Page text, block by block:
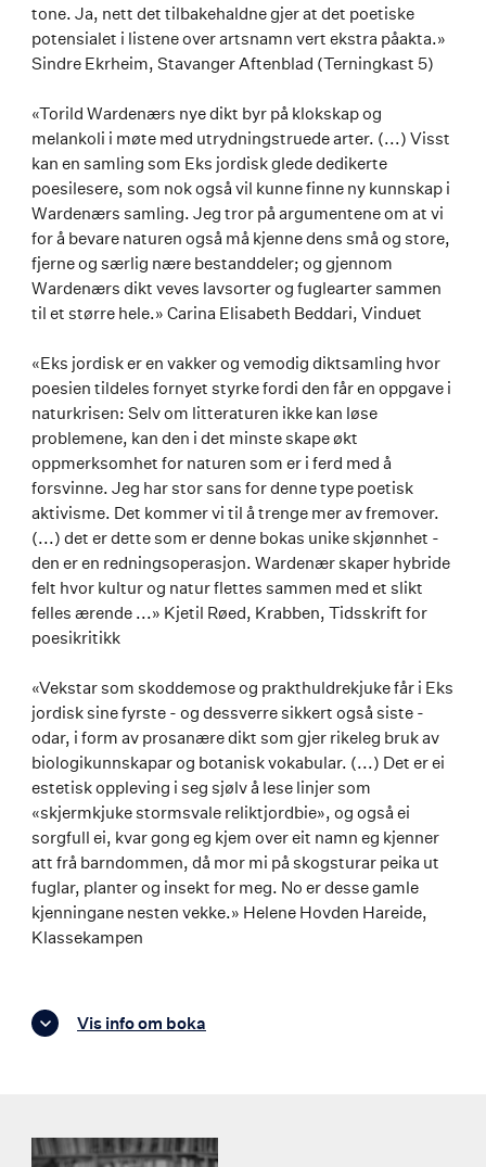
tone. Ja, nett det tilbakehaldne gjer at det poetiske
potensialet i listene over artsnamn vert ekstra påakta.»
Sindre Ekrheim, Stavanger Aftenblad (Terningkast 5)
«Torild Wardenærs nye dikt byr på klokskap og
melankoli i møte med utrydningstruede arter. (...) Visst
kan en samling som Eks jordisk glede dedikerte
poesilesere, som nok også vil kunne finne ny kunnskap i
Wardenærs samling. Jeg tror på argumentene om at vi
for å bevare naturen også må kjenne dens små og store,
fjerne og særlig nære bestanddeler; og gjennom
Wardenærs dikt veves lavsorter og fuglearter sammen
til et større hele.» Carina Elisabeth Beddari, Vinduet
«Eks jordisk er en vakker og vemodig diktsamling hvor
poesien tildeles fornyet styrke fordi den får en oppgave i
naturkrisen: Selv om litteraturen ikke kan løse
problemene, kan den i det minste skape økt
oppmerksomhet for naturen som er i ferd med å
forsvinne. Jeg har stor sans for denne type poetisk
aktivisme. Det kommer vi til å trenge mer av fremover.
(...) det er dette som er denne bokas unike skjønnhet -
den er en redningsoperasjon. Wardenær skaper hybride
felt hvor kultur og natur flettes sammen med et slikt
felles ærende ...» Kjetil Røed, Krabben, Tidsskrift for
poesikritikk
«Vekstar som skoddemose og prakthuldrekjuke får i Eks
jordisk sine fyrste - og dessverre sikkert også siste -
odar, i form av prosanære dikt som gjer rikeleg bruk av
biologikunnskapar og botanisk vokabular. (...) Det er ei
estetisk oppleving i seg sjølv å lese linjer som
«skjermkjuke stormsvale reliktjordbie», og også ei
sorgfull ei, kvar gong eg kjem over eit namn eg kjenner
att frå barndommen, då mor mi på skogsturar peika ut
fuglar, planter og insekt for meg. No er desse gamle
kjenningane nesten vekke.» Helene Hovden Hareide,
Klassekampen
Vis info om boka